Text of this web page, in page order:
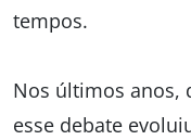
tempos.
Nos últimos anos,
esse debate